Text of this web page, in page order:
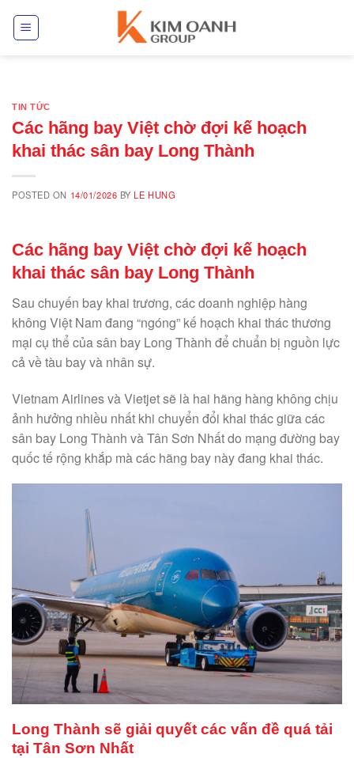
TIN TỨC
Các hãng bay Việt chờ đợi kế hoạch
khai thác sân bay Long Thành
POSTED ON 14/01/2026 BYLE HUNG
Các hãng bay Việt chờ đợi kế hoạch
khai thác sân bay Long Thành
Sau chuyến bay khai trương, các doanh nghiệp hàng
không Việt Nam đang “ngóng” kế hoạch khai thác thương
mại cụ thể của sân bay Long Thành để chuẩn bị nguồn lực
cả về tàu bay và nhân sự.
Vietnam Airlines và Vietjet sẽ là hai hãng hàng không chịu
ảnh hưởng nhiều nhất khi chuyển đổi khai thác giữa các
sân bay Long Thành và Tân Sơn Nhất do mạng đường bay
quốc tế rộng khắp mà các hãng bay này đang khai thác.
Long Thành sẽ giải quyết các vấn đề quá tải
tại Tân Sơn Nhất